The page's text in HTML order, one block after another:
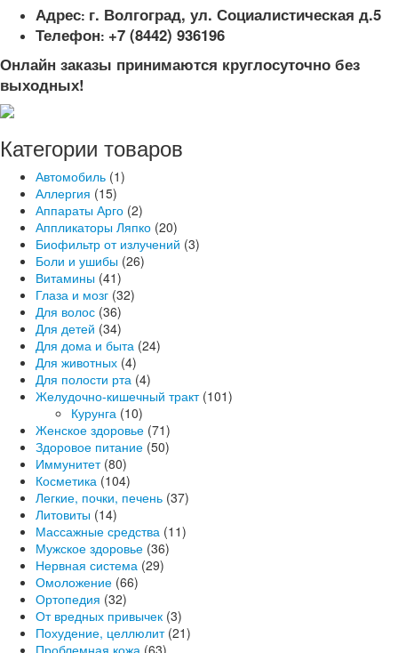
Адрес: г. Волгоград, ул. Социалистическая д.5
Телефон: +7 (8442) 936196
Онлайн заказы принимаются круглосуточно без
выходных!
Категории товаров
Автомобиль (1)
Аллергия (15)
Аппараты Арго (2)
Аппликаторы Ляпко (20)
Биофильтр от излучений (3)
Боли и ушибы (26)
Витамины (41)
Глаза и мозг (32)
Для волос (36)
Для детей (34)
Для дома и быта (24)
Для животных (4)
Для полости рта (4)
Желудочно-кишечный тракт (101)
Курунга (10)
Женское здоровье (71)
Здоровое питание (50)
Иммунитет (80)
Косметика (104)
Легкие, почки, печень (37)
Литовиты (14)
Массажные средства (11)
Мужское здоровье (36)
Нервная система (29)
Омоложение (66)
Ортопедия (32)
От вредных привычек (3)
Похудение, целлюлит (21)
Проблемная кожа (63)